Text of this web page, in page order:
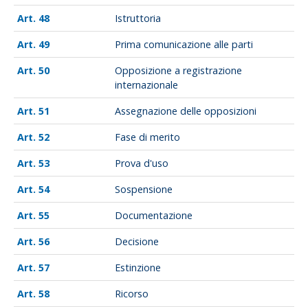
48
Istruttoria
49
Prima comunicazione alle parti
50
Opposizione a registrazione
internazionale
51
Assegnazione delle opposizioni
52
Fase di merito
53
Prova d'uso
54
Sospensione
55
Documentazione
56
Decisione
57
Estinzione
58
Ricorso